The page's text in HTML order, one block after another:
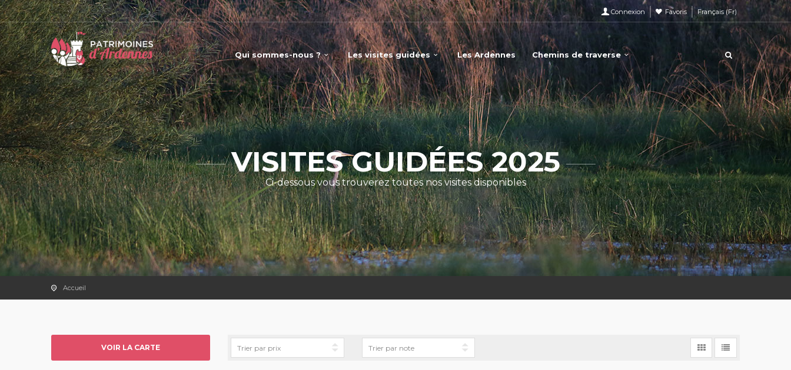
Connexion Favoris Français (Fr)
Qui sommes-nous ? Les visites guidées Les Ardennes Chemins de traverse
VISITES GUIDÉES 2025
Ci-dessous vous trouverez toutes nos visites disponibles
Accueil
VOIR LA CARTE